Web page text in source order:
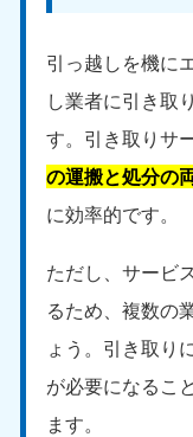
引っ越しを機に
し業者に引き取
す。引き取りサ
の運搬と処分の
に効率的です。
ただし、サービ
るため、複数の
ょう。引き取り
が必要になるこ
ます。